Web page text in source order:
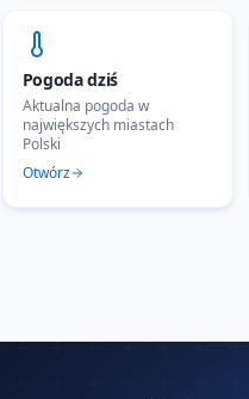
Pogoda dziś
Aktualna pogoda w
największych miastach
Polski
Otwórz